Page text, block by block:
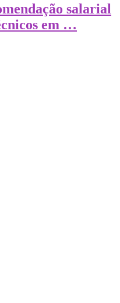
salarial
em …